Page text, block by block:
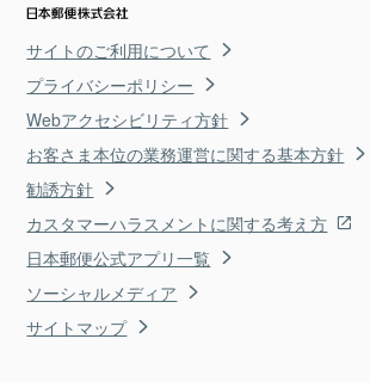
サイトのご利用について
プライバシーポリシー
Webアクセシビリティ方針
お客さま本位の業務運営に関する基本方針
勧誘方針
カスタマーハラスメントに関する考え方
日本郵便公式アプリ一覧
ソーシャルメディア
サイトマップ